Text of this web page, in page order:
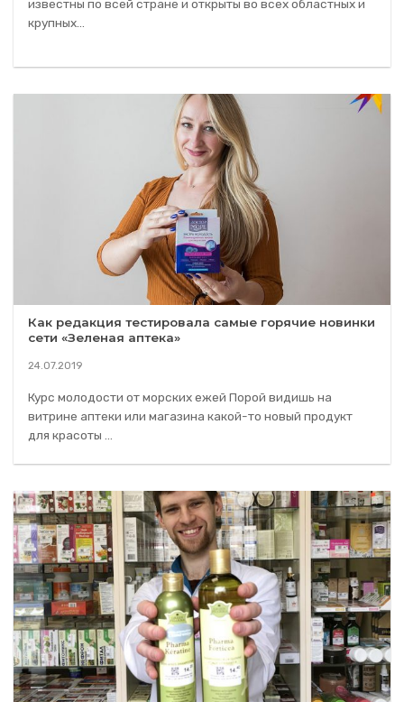
известны по всей стране и открыты во всех областных и
крупных...
Как редакция тестировала самые горячие новинки
сети «Зеленая аптека»
24.07.2019
Курс молодости от морских ежей Порой видишь на
витрине аптеки или магазина какой-то новый продукт
для красоты ...